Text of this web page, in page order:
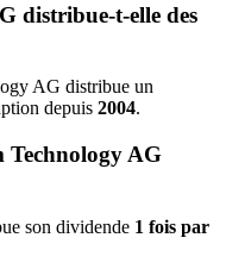
distribue-t-elle des
AG distribue un
depuis 2004.
Technology AG
son dividende 1 fois par